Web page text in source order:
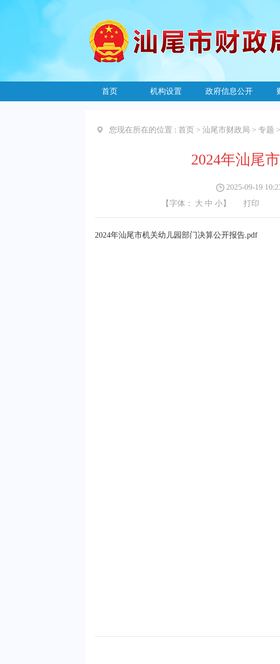
首页 机构设置 政府信息公开
您现在所在的位置 : 首页 > 汕尾市财政局 > 专题 >
2024年汕尾
2025-09-19
【字体： 大 中 小】 打印
2024年汕尾市机关幼儿园部门决算公开报告.pdf